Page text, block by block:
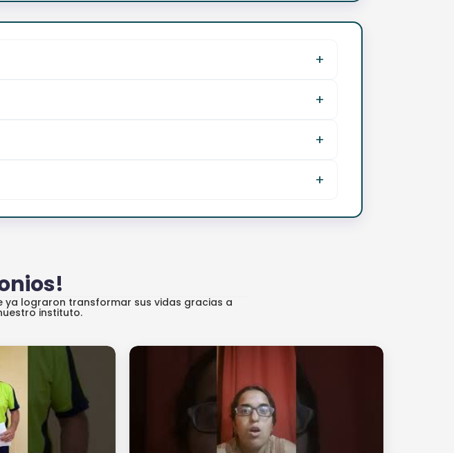
ya lograron transformar sus vidas gracias a
instituto.